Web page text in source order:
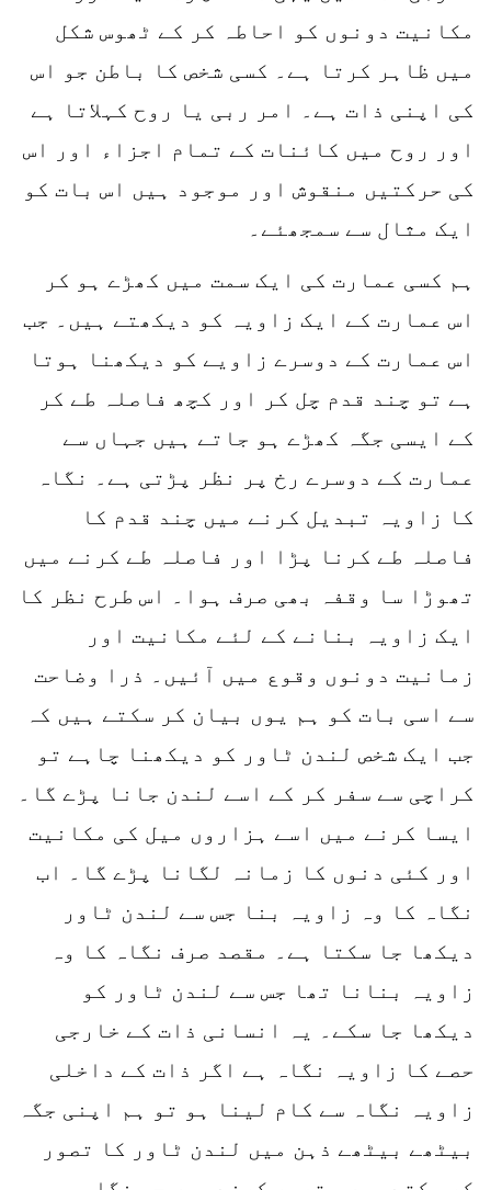
مکانیت دونوں کو احاطہ کر کے ٹھوس شکل
میں ظاہر کرتا ہے۔ کسی شخص کا باطن جو اس
کی اپنی ذات ہے۔ امر ربی یا روح کہلاتا ہے
اور روح میں کائنات کے تمام اجزاء اور اس
کی حرکتیں منقوش اور موجود ہیں اس بات کو
ایک مثال سے سمجھئے۔
ہم کسی عمارت کی ایک سمت میں کھڑے ہو کر
اس عمارت کے ایک زاویہ کو دیکھتے ہیں۔ جب
اس عمارت کے دوسرے زاویے کو دیکھنا ہوتا
ہے تو چند قدم چل کر اور کچھ فاصلہ طے کر
کے ایسی جگہ کھڑے ہو جاتے ہیں جہاں سے
عمارت کے دوسرے رخ پر نظر پڑتی ہے۔ نگاہ
کا زاویہ تبدیل کرنے میں چند قدم کا
فاصلہ طے کرنا پڑا اور فاصلہ طے کرنے میں
تھوڑا سا وقفہ بھی صرف ہوا۔ اس طرح نظر کا
ایک زاویہ بنانے کے لئے مکانیت اور
زمانیت دونوں وقوع میں آئیں۔ ذرا وضاحت
سے اسی بات کو ہم یوں بیان کر سکتے ہیں کہ
جب ایک شخص لندن ٹاور کو دیکھنا چاہے تو
کراچی سے سفر کر کے اسے لندن جانا پڑے گا۔
ایسا کرنے میں اسے ہزاروں میل کی مکانیت
اور کئی دنوں کا زمانہ لگانا پڑے گا۔ اب
نگاہ کا وہ زاویہ بنا جس سے لندن ٹاور
دیکھا جا سکتا ہے۔ مقصد صرف نگاہ کا وہ
زاویہ بنانا تھا جس سے لندن ٹاور کو
دیکھا جا سکے۔ یہ انسانی ذات کے خارجی
حصے کا زاویہ نگاہ ہے اگر ذات کے داخلی
زاویہ نگاہ سے کام لینا ہو تو ہم اپنی جگہ
بیٹھے بیٹھے ذہن میں لندن ٹاور کا تصور